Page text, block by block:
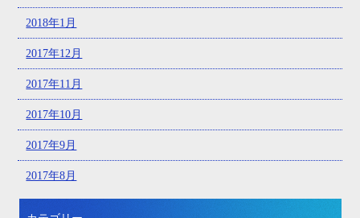
2018年1月
2017年12月
2017年11月
2017年10月
2017年9月
2017年8月